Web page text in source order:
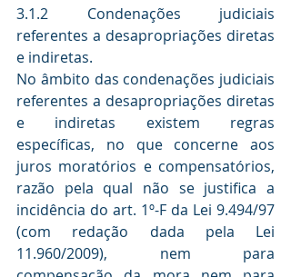
3.1.2 Condenações judiciais
referentes a desapropriações diretas
e indiretas.
No âmbito das condenações judiciais
referentes a desapropriações diretas
e indiretas existem regras
específicas, no que concerne aos
juros moratórios e compensatórios,
razão pela qual não se justifica a
incidência do art. 1º-F da Lei 9.494/97
(com redação dada pela Lei
11.960/2009), nem para